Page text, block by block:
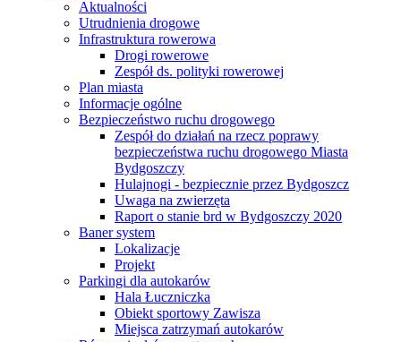
Aktualności
Utrudnienia drogowe
Infrastruktura rowerowa
Drogi rowerowe
Zespół ds. polityki rowerowej
Plan miasta
Informacje ogólne
Bezpieczeństwo ruchu drogowego
Zespół do działań na rzecz poprawy
bezpieczeństwa ruchu drogowego Miasta
Bydgoszczy
Hulajnogi - bezpiecznie przez Bydgoszcz
Uwaga na zwierzęta
Raport o stanie brd w Bydgoszczy 2020
Baner system
Lokalizacje
Projekt
Parkingi dla autokarów
Hala Łuczniczka
Obiekt sportowy Zawisza
Miejsca zatrzymań autokarów